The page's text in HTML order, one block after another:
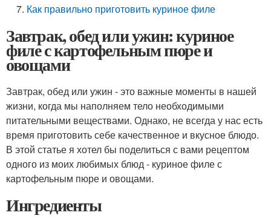
Как правильно приготовить куриное филе
Завтрак, обед или ужин: куриное
филе с картофельным пюре и
овощами
Завтрак, обед или ужин - это важные моменты в нашей
жизни, когда мы наполняем тело необходимыми
питательными веществами. Однако, не всегда у нас есть
время приготовить себе качественное и вкусное блюдо.
В этой статье я хотел бы поделиться с вами рецептом
одного из моих любимых блюд - куриное филе с
картофельным пюре и овощами.
Ингредиенты